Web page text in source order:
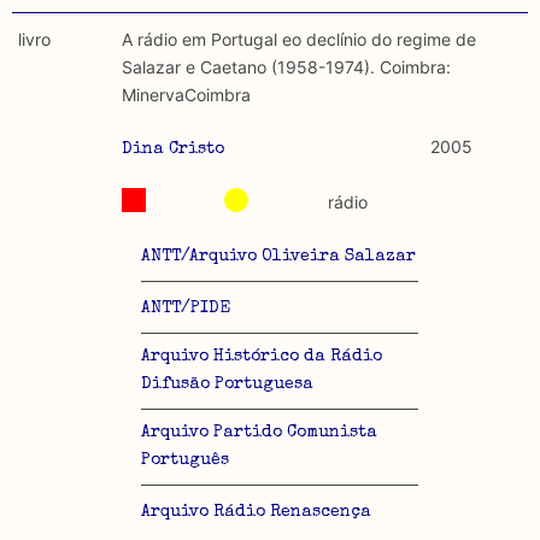
livro
A rádio em Portugal eo declínio do regime de
Salazar e Caetano (1958-1974). Coimbra:
MinervaCoimbra
Dina Cristo 2005
ANTT/Arquivo Oliveira Salazar
ANTT/PIDE
Arquivo Histórico da Rádio
Difusão Portuguesa
Arquivo Partido Comunista
Português
Arquivo Rádio Renascença
rádio